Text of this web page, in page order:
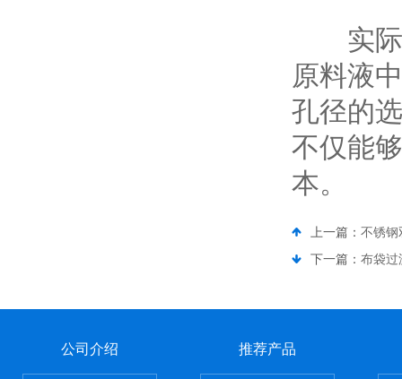
实际
原料液
孔径的
不仅能
本。
上一篇： 不锈钢
下一篇： 布袋过
公司介绍 推荐产品